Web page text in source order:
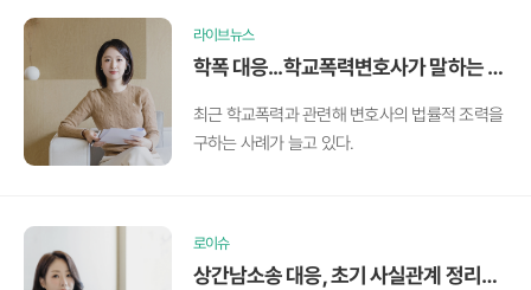
라이브뉴스
학폭 대응...학교폭력변호사가 말하는 전
최근 학교폭력과 관련해 변호사의 법률적 조력을
구하는 사례가 늘고 있다.
로이슈
상간남소송 대응, 초기 사실관계 정리가